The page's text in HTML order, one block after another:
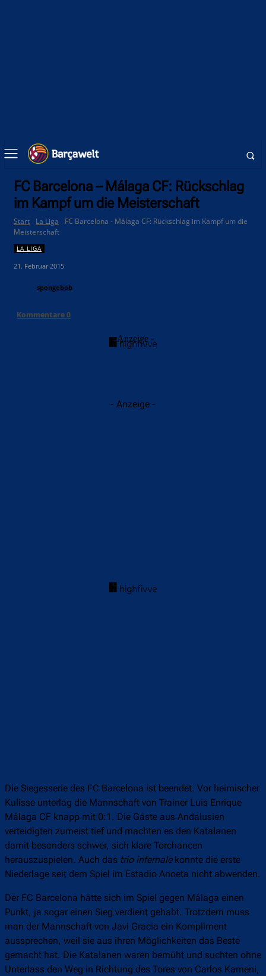
FC Barcelona – Málaga CF: Rückschlag
im Kampf um die Meisterschaft
Start La Liga
FC Barcelona - Málaga CF: Rückschlag im Kampf um die
Meisterschaft
LA LIGA
21. Februar 2015
spongebob
Kommentare0
- Anzeige -
- Anzeige -
Die Siegesserie des FC Barcelona ist beendet. Vor heimischer
Kulisse unterlag die Mannschaft von Trainer Luis Enrique
Málaga CF knapp mit 0:1. Die Gäste aus Andalusien
verteidigten zumeist tief und machten es den Katalanen
damit besonders schwer, sich klare Torchancen
herauszuspielen. Auch das trio infernalekonnte die erste
Niederlage seit dem Spiel im Estadio Anoeta nicht abwenden.
Der FC Barcelona hätte sich im Spiel gegen Málaga einen
Punkt, ja sogar einen Sieg verdient gehabt. Trotzdem muss
man der Mannschaft von Javi Gracia ein Kompliment
aussprechen, weil sie aus ihren Möglichkeiten das Beste
gemacht hat. Die Katalanen waren bemüht und suchten ohne
Unterlass den Weg in Richtung des Tores von Carlos Kameni,